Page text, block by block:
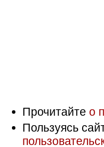
Прочитайте о
Пользуясь